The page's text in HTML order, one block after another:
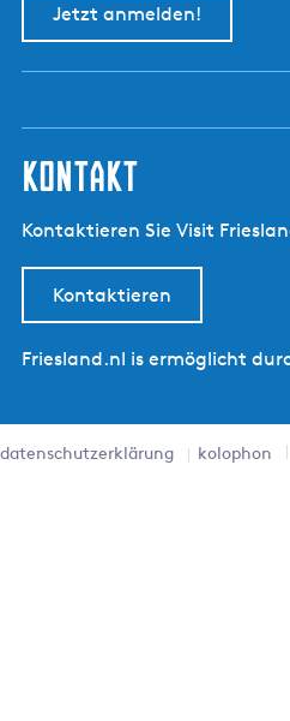
Jetzt anmelden!
kontakt
Kontaktieren Sie Visit
Kontaktieren
Friesland.nl is ermöglicht
datenschutzerklärung kolophon